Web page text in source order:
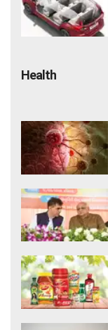
Health